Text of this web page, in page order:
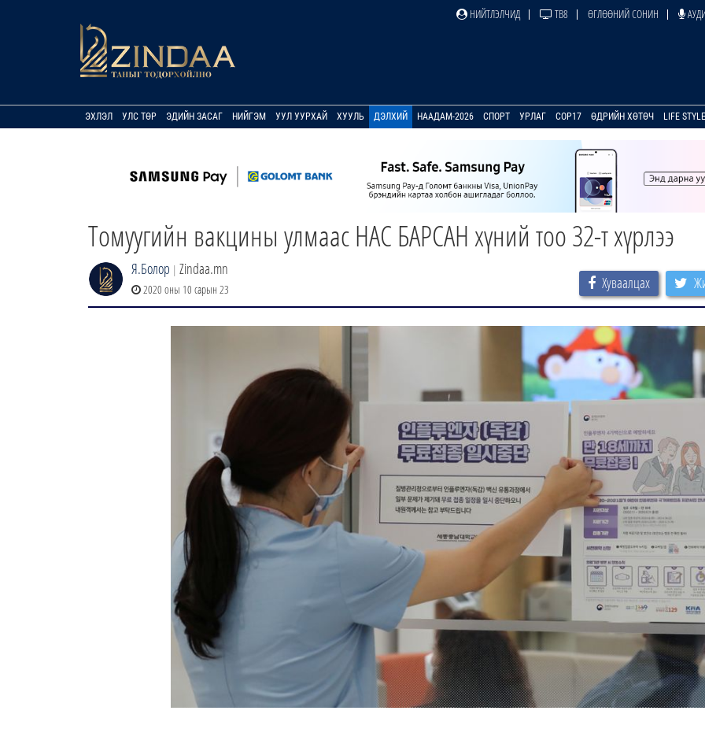
НИЙТЛЭЛЧИД ТВ8 ӨГЛӨӨНИЙ СОНИН
ЭХЛЭЛ УЛС ТӨР ЭДИЙН ЗАСАГ НИЙГЭМ УУЛ УУРХАЙ ХУУЛЬ ДЭЛХИЙ НААДАМ-2026 СПОРТ УРЛАГ COP17 ӨДРИЙН ХӨТӨЧ LIFE STYLE
Томуугийн вакцины улмаас НАС БАРСАН хүний тоо 32-т хүрлээ
Я.Болор | Zindaa.mn
2020 оны 10 сарын 23 Хуваалцах